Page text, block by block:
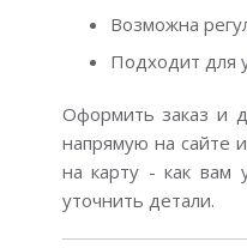
Возможна
Подходит для
Оформить заказ и
напрямую на сайте
на карту - как вам
уточнить детали.